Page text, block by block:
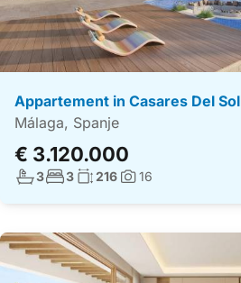
Appartement in Casares Del Sol
Málaga, Spanje
€ 3.120.000
Aantal badkamers:
3Aantal slaapkamers:
3Woonoppervlakte:
216Foto's:
16